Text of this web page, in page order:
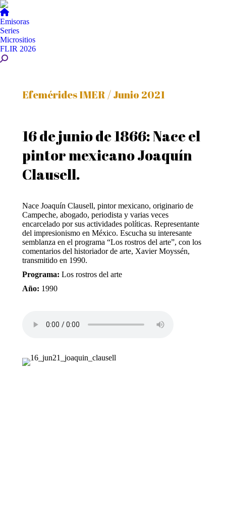
Emisoras
Series
Micrositios
FLIR 2026
Buscar:
Efemérides IMER / Junio 2021
16 de junio de 1866: Nace el
pintor mexicano Joaquín
Clausell.
Nace Joaquín Clausell, pintor mexicano, originario de
Campeche, abogado, periodista y varias veces
encarcelado por sus actividades políticas. Representante
del impresionismo en México. Escucha su interesante
semblanza en el programa “Los rostros del arte”, con los
comentarios del historiador de arte, Xavier Moyssén,
transmitido en 1990.
Programa: Los rostros del arte
Año: 1990